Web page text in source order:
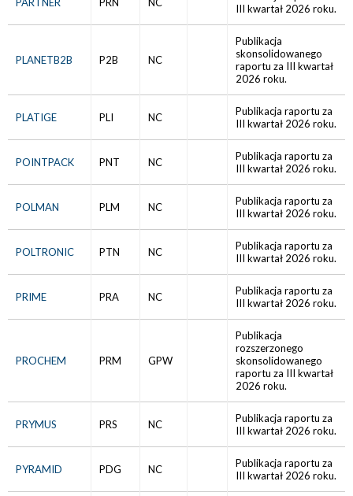
III kwartał 2026 roku.
PLANETB2B P2B NC
Publikacja
skonsolidowanego
raportu za III kwartał
2026 roku.
PLATIGE PLI NC
Publikacja raportu za
III kwartał 2026 roku.
POINTPACK PNT NC
Publikacja raportu za
III kwartał 2026 roku.
POLMAN PLM NC
Publikacja raportu za
III kwartał 2026 roku.
POLTRONIC PTN NC
Publikacja raportu za
III kwartał 2026 roku.
PRIME PRA NC
Publikacja raportu za
III kwartał 2026 roku.
PROCHEM PRM GPW
Publikacja
rozszerzonego
skonsolidowanego
raportu za III kwartał
2026 roku.
PRYMUS PRS NC
Publikacja raportu za
III kwartał 2026 roku.
PYRAMID PDG NC
Publikacja raportu za
III kwartał 2026 roku.